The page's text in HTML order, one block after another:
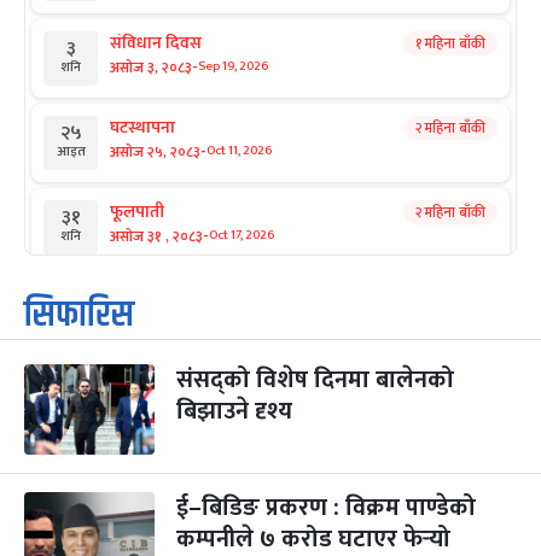
३
शनि
संविधान दिवस
असोज ३, २०८३-Sep 19, 2026
१ महिना बाँकी
२५
आइत
घटस्थापना
असोज २५, २०८३-Oct 11, 2026
२ महिना बाँकी
३१
शनि
फूलपाती
असोज ३१ , २०८३-Oct 17, 2026
२ महिना बाँकी
१
आइत
कार्तिक सङ्क्रान्ति
कार्तिक १, २०८३
३
मंगल
महानवमी
कार्तिक ३, २०८३-Oct 20, 2026
२ महिना बाँकी
४
बुध कार्तिक ४, २०८३ -Oct 21, 2026
पापा‌ङ्कुशा एकादशी व्रत २ महिना बाँकी
सिफारिस
संसद्को विशेष दिनमा बालेनको
बिझाउने दृश्य
ई–बिडिङ प्रकरण : विक्रम पाण्डेको
कम्पनीले ७ करोड घटाएर फेर्‍यो